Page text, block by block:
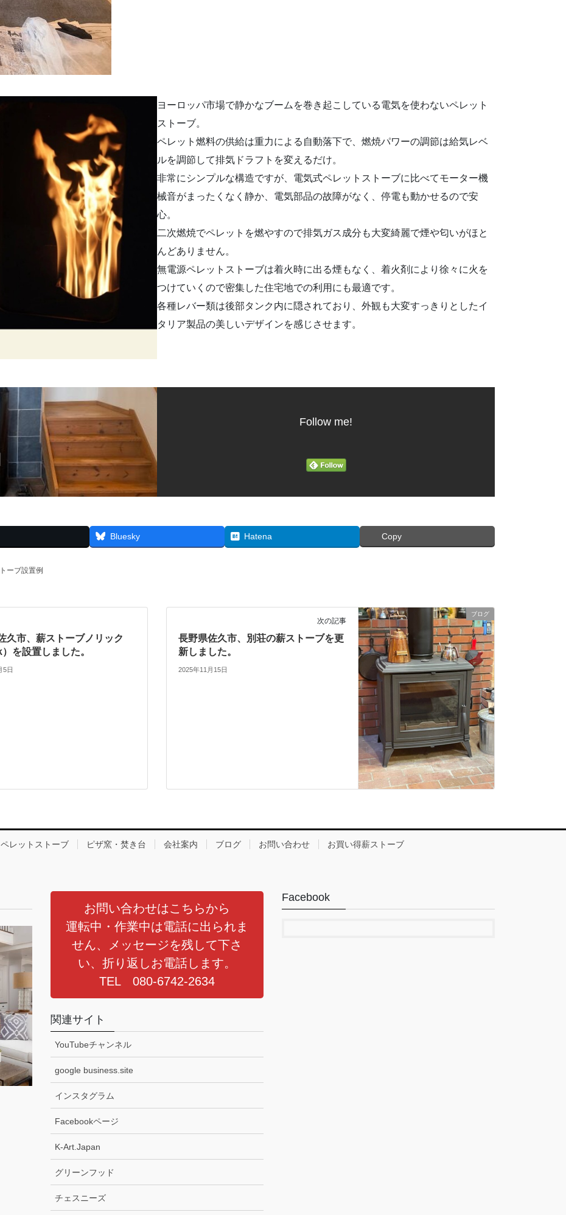
ヨーロッパ市場で静かなブームを巻き起こしている電気を使わないペレット
ストーブ。
ペレット燃料の供給は重力による自動落下で、燃焼パワーの調節は給気レベ
ルを調節して排気ドラフトを変えるだけ。
非常にシンプルな構造ですが、電気式ペレットストーブに比べてモーター機
械音がまったくなく静か、電気部品の故障がなく、停電も動かせるので安
心。
二次燃焼でペレットを燃やすので排気ガス成分も大変綺麗で煙や匂いがほと
んどありません。
無電源ペレットストーブは着火時に出る煙もなく、着火剤により徐々に火を
つけていくので密集した住宅地での利用にも最適です。
各種レバー類は後部タンク内に隠されており、外観も大変すっきりとしたイ
タリア製品の美しいデザインを感じさせます。
Follow me!
Bluesky Hatena Copy
ーブ設置例
久市、薪ストーブノリック
）を設置しました。
5日
ブログ
次の記事
長野県佐久市、別荘の薪ストーブを更
新しました。
2025年11月15日
ペレットストーブ ピザ窯・焚き台 会社案内 ブログ お問い合わせ
お買い得薪ストーブ
お問い合わせはこちらから
運転中・作業中は電話に出られま
せん、メッセージを残して下さ
い、折り返しお電話します。
TEL 080-6742-2634
関連サイト
YouTubeチャンネル
google business.site
インスタグラム
Facebookページ
K-Art.Japan
グリーンフッド
チェスニーズ
Facebook